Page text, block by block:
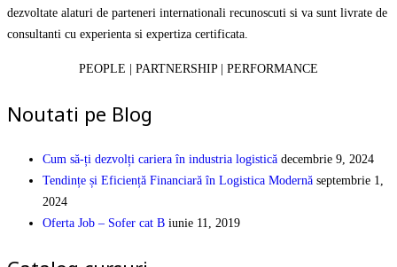
dezvoltate alaturi de parteneri internationali recunoscuti si va sunt livrate de
consultanti cu experienta si expertiza certificata.
PEOPLE | PARTNERSHIP | PERFORMANCE
Noutati pe Blog
Cum să-ți dezvolți cariera în industria logistică decembrie 9, 2024
Tendințe și Eficiență Financiară în Logistica Modernă septembrie 1,
2024
Oferta Job – Sofer cat B iunie 11, 2019